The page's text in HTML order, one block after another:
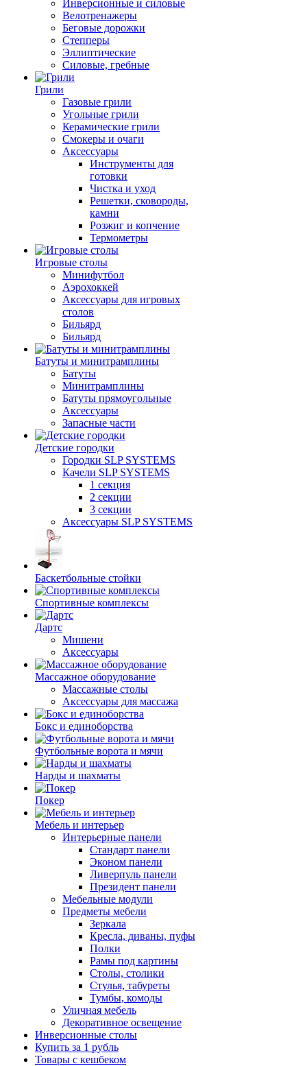
Инверсионные и силовые
Велотренажеры
Беговые дорожки
Степперы
Эллиптические
Силовые, гребные
Грили
Газовые грили
Угольные грили
Керамические грили
Смокеры и очаги
Аксессуары
Инструменты для
готовки
Чистка и уход
Решетки, сковороды,
камни
Розжиг и копчение
Термометры
Игровые столы
Минифутбол
Аэрохоккей
Аксессуары для игровых
столов
Бильяpд
Бильяpд
Батуты и минитрамплины
Батуты
Минитрамплины
Батуты прямоугольные
Аксессуары
Запасные части
Детские городки
Городки SLP SYSTEMS
Качели SLP SYSTEMS
1 секция
2 секции
3 секции
Аксессуары SLP SYSTEMS
Баскетбольные стойки
Спортивные комплексы
Дартс
Мишени
Аксессуары
Массажное оборудование
Массажные столы
Аксессуары для массажа
Бокс и единоборства
Футбольные ворота и мячи
Нарды и шахматы
Покер
Мебель и интерьер
Интерьерные панели
Стандарт панели
Эконом панели
Ливерпуль панели
Президент панели
Мебельные модули
Предметы мебели
Зеркала
Кресла, диваны, пуфы
Полки
Рамы под картины
Столы, столики
Стулья, табуреты
Тумбы, комоды
Уличная мебель
Декоративное освещение
Инверсионные столы
Купить за 1 рубль
Товары с кешбеком